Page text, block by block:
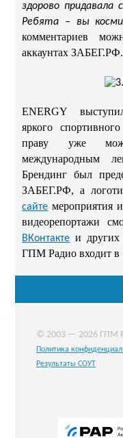
здорово
Ребята – вы
комментариев
аккаунтах ЗАБЕГ.РФ.
ENERGY
яркого
праву уже
международным
Брендинг был
ЗАБЕГ.РФ, а
сайте мероприятия
видеорепортажи
ВКонтакте и других
ГПМ Радио входит в
© 2003 — 2026 ГПМ
Политика
Результаты СОУТ